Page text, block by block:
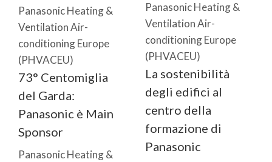
Panasonic Heating &
Ventilation Air-
conditioning Europe
(PHVACEU)
73° Centomiglia
del Garda:
Panasonic è Main
Sponsor
Panasonic Heating &
Panasonic Heating &
Ventilation Air-
conditioning Europe
(PHVACEU)
La sostenibilità
degli edifici al
centro della
formazione di
Panasonic